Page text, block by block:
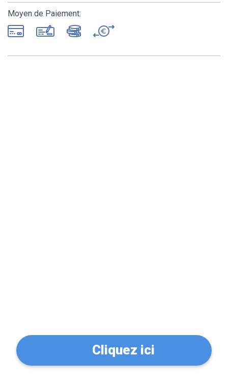
Moyen de Paiement:
Cliquez ici